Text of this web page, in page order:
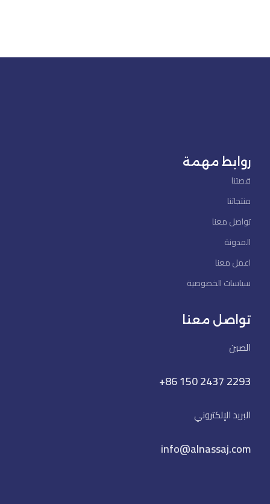
روابط مهمة
قصتنا
منتجاتنا
تواصل معنا
المدونة
اعمل معنا
سياسات الخصوصية
تواصل معنا
الصين
+86 150 2437 2293
البريد الإلكتروني
info@alnassaj.com